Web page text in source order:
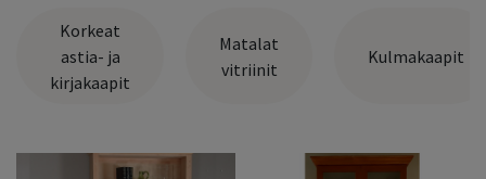
Korkeat
astia- ja
kirjakaapit
Matalat
vitriinit
Kulmakaapit